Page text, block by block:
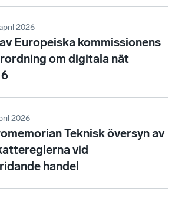
2026
Europeiska kommissionens
om digitala nät
2026
Teknisk översyn av
vid
handel